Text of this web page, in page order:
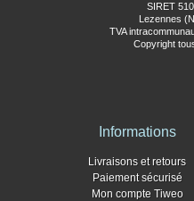
SIRET
Lezennes
TVA
Copyright
Informations
Livraisons et retours
Paiement sécurisé
Mon compte Tiweo